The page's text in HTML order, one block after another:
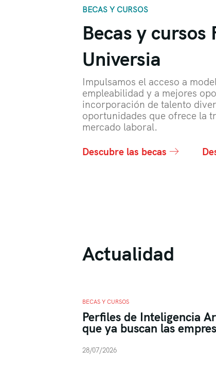
BECAS Y CURSOS
Becas y cursos
Universia
Impulsamos el acceso a
empleabilidad y a mejores
incorporación de talento
oportunidades que ofrece la
mercado laboral.
Descubre las becas
Actualidad
BECAS Y CURSOS
Perfiles de Inteligencia
que ya buscan las
28/07/2026